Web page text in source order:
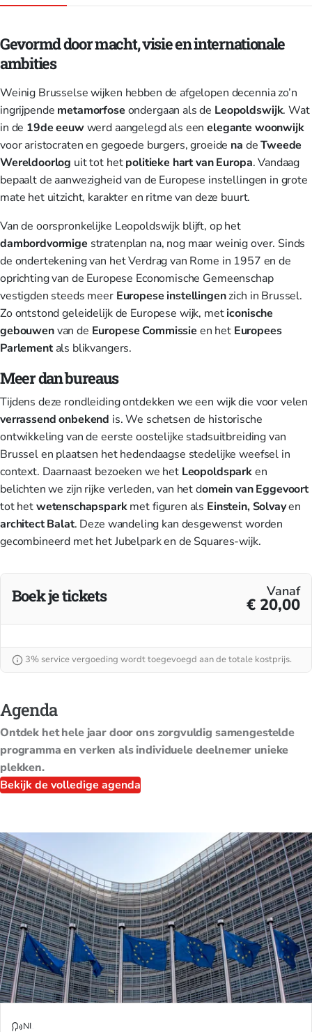
Gevormd door macht, visie en internationale
ambities
Weinig Brusselse wijken hebben de afgelopen decennia zo’n
ingrijpende metamorfose ondergaan als de Leopoldswijk. Wat
in de 19de eeuwwerd aangelegd als eenelegante woonwijk
voor aristocraten en gegoede burgers, groeide na deTweede
Wereldoorlog uit tot hetpolitieke hart van Europa. Vandaag
bepaalt de aanwezigheid van de Europese instellingen in grote
mate het uitzicht, karakter en ritme van deze buurt.
Van de oorspronkelijke Leopoldswijk blijft, op het
dambordvormige stratenplan na, nog maar weinig over. Sinds
de ondertekening van het Verdrag van Rome in 1957 en de
oprichting van de Europese Economische Gemeenschap
vestigden steeds meer Europese instellingenzich in Brussel.
Zo ontstond geleidelijk de Europese wijk, meticonische
gebouwenvan de Europese Commissie en het Europees
Parlementals blikvangers.
Meer dan bureaus
Tijdens deze rondleiding ontdekken we een wijk die voor velen
verrassend onbekend is. We schetsen de historische
ontwikkeling van de eerste oostelijke stadsuitbreiding van
Brussel en plaatsen het hedendaagse stedelijke weefsel in
context. Daarnaast bezoeken we het Leopoldsparken
belichten we zijn rijke verleden, van het domein van Eggevoort
tot hetwetenschapsparkmet figuren als Einstein, Solvayen
architect Balat. Deze wandeling kan desgewenst worden
gecombineerd met het Jubelpark en de Squares-wijk.
Boek je tickets Vanaf
€ 20,00
3% service vergoeding wordt toegevoegd aan de totale kostprijs.
Agenda
Ontdek het hele jaar door ons zorgvuldig samengestelde
programma en verken als individuele deelnemer unieke
plekken.
Bekijk de volledige agenda
NL